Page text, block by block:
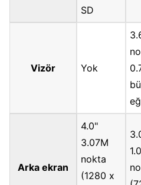
SD
Vizör Yok
Arka ekran
4.0"
3.07M
nokta
(1280 x